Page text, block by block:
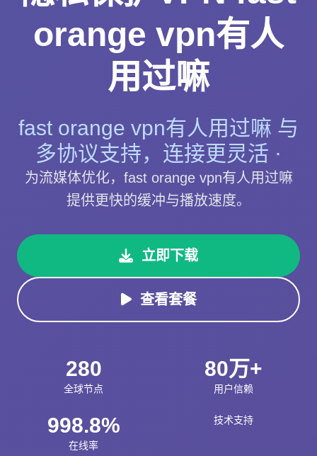
orange vpn有人
用过嘛
fast orange vpn有人用过嘛 与
多协议支持，连接更灵活 ·
为流媒体优化，fast orange vpn有人用过嘛
提供更快的缓冲与播放速度。
立即下载
查看套餐
280
全球节点
80万+
用户信赖
998.8%
在线率
技术支持